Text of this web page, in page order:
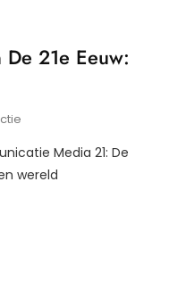
21e Eeuw:
Evolutie
Van
Media 21: De
wereld